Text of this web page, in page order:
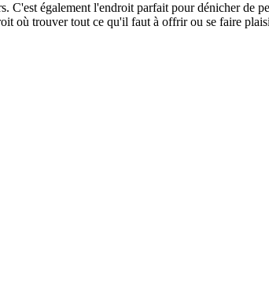
C'est également l'endroit parfait pour dénicher de
où trouver tout ce qu'il faut à offrir ou se faire